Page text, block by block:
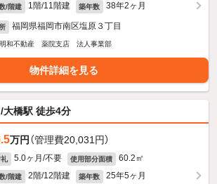
/階建 1階/11階建 築年数 38年2ヶ月
福岡県福岡市南区塩原３丁目
和不動産 薬院支店 法人事業部
物件詳細を見る
大橋駅 徒歩4分
万円 （管理費20,031円）
5.0ヶ月/不要 使用部分面積 60.2㎡
/階建 2階/12階建 築年数 25年5ヶ月